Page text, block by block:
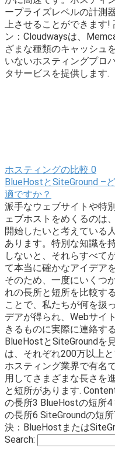
ープライズレベルの計測
上させることができます!
ン：Cloudwaysは、
ざまな種類のキャッシュ
いないホスティングプロ
タサービスを提供します.
ホスティングの比較 0
BlueHostとSiteGround –
適ですか？
派手なウェブサイトや特
ェブホストをめくるのは
開始したいと考えている
あります。特別な知識を
しないと、それらすべて
て本当に確かなアイデア
そのため、一度にいくつ
れの長所と短所を比較す
ことで、私たちが何を扱
デアが得られ、Webサイ
きるものに実際に連絡す
BlueHostとSiteGroundを
は、それぞれ200万以上
ホスティング業界で有名
用してさまざまな長さを
と短所があります.
の長所3 BlueHostの短所4
の長所6 SiteGroundの短
決：BlueHostまたは
Search: